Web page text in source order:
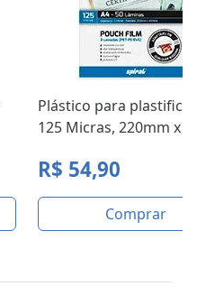
Plástico para
125 Micras, 220mm x
R$ 54,90
Comprar